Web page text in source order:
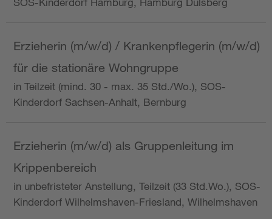
Erzieherin (m/w/d) / Krankenpflegerin (m/w/d)
für die stationäre Wohngruppe
in Teilzeit (mind. 30 - max. 35 Std./Wo.), SOS-
Kinderdorf Sachsen-Anhalt, Bernburg
Erzieherin (m/w/d) als Gruppenleitung im
Krippenbereich
in unbefristeter Anstellung, Teilzeit (33 Std.Wo.), SOS-
Kinderdorf Wilhelmshaven-Friesland, Wilhelmshaven